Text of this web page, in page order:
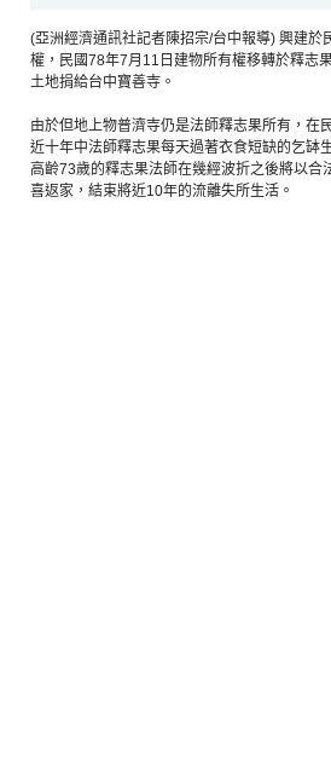
(亞洲經濟通訊社記者陳招宗/台中報導) 興建
權，民國78年7月11日建物所有權移轉於釋志
土地捐給台中寶善寺。
由於但地上物普濟寺仍是法師釋志果所有，在
近十年中法師釋志果每天過著衣食短缺的乞缽
高齡73歲的釋志果法師在幾經波折之後將以
喜返家，結束將近10年的流離失所生活。